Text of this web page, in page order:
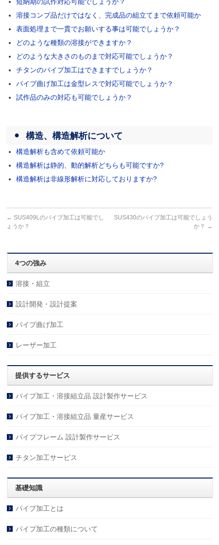
短納期の試作対応可能でしょうか？
溶接コンプ品だけではなく、完成品の組立てまで依頼可能か
表面処理まで一貫でお願いする事は可能でしょうか？
どのような種類の溶接ができますか？
どのような大きさのものまで対応可能でしょうか？
チタンのパイプ加工はできますでしょうか？
パイプ曲げ加工は金型レスで対応可能でしょうか？
試作品のみの対応も可能でしょうか？
構造、構造解析について
構造解析も含めて依頼可能か
構造解析は静的、動的解析どちらも可能ですか?
構造解析は非線形解析に対応しておりますか?
← SUS409Lのパイプ加工は可能でし
ょうか？
SUS430のパイプ加工は可能でしょう
か？ →
4つの強み
溶接・組立
設計開発・設計提案
パイプ曲げ加工
レーザー加工
提供するサービス
パイプ加工・溶接組立品 設計製作サービス
パイプ加工・溶接組立品 量産サービス
パイプフレーム 設計製作サービス
チタン加工サービス
基礎知識
パイプ加工とは
パイプ加工の種類について